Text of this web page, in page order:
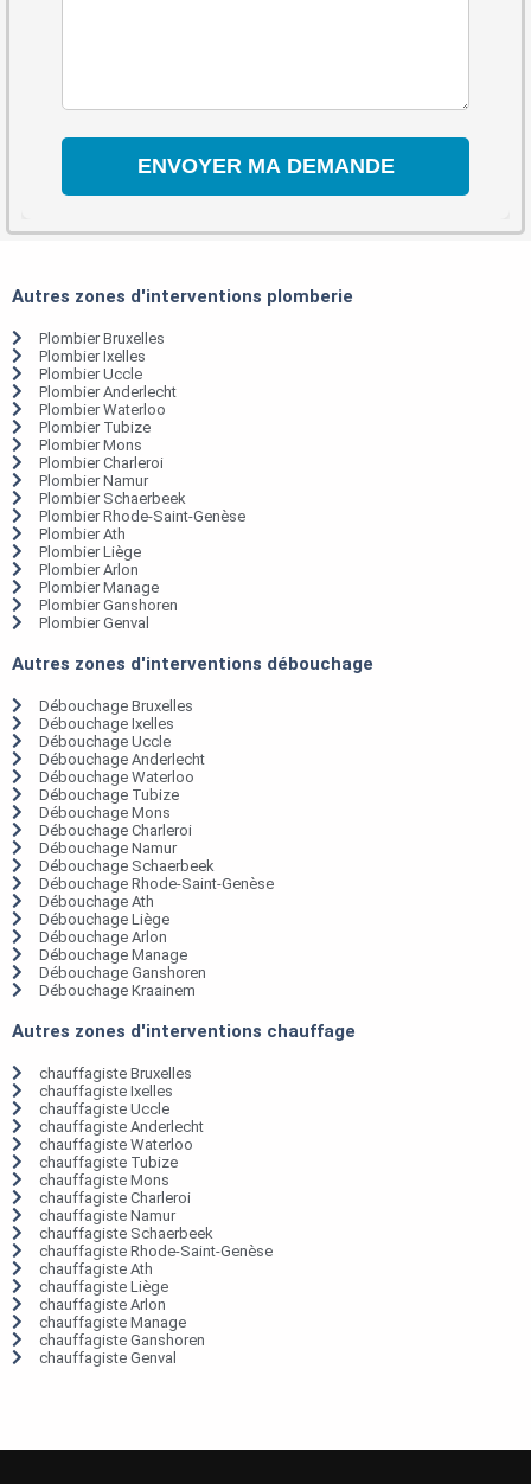
Autres zones d'interventions plomberie
Plombier Bruxelles
Plombier Ixelles
Plombier Uccle
Plombier Anderlecht
Plombier Waterloo
Plombier Tubize
Plombier Mons
Plombier Charleroi
Plombier Namur
Plombier Schaerbeek
Plombier Rhode-Saint-Genèse
Plombier Ath
Plombier Liège
Plombier Arlon
Plombier Manage
Plombier Ganshoren
Plombier Genval
Autres zones d'interventions débouchage
Débouchage Bruxelles
Débouchage Ixelles
Débouchage Uccle
Débouchage Anderlecht
Débouchage Waterloo
Débouchage Tubize
Débouchage Mons
Débouchage Charleroi
Débouchage Namur
Débouchage Schaerbeek
Débouchage Rhode-Saint-Genèse
Débouchage Ath
Débouchage Liège
Débouchage Arlon
Débouchage Manage
Débouchage Ganshoren
Débouchage Kraainem
Autres zones d'interventions chauffage
chauffagiste Bruxelles
chauffagiste Ixelles
chauffagiste Uccle
chauffagiste Anderlecht
chauffagiste Waterloo
chauffagiste Tubize
chauffagiste Mons
chauffagiste Charleroi
chauffagiste Namur
chauffagiste Schaerbeek
chauffagiste Rhode-Saint-Genèse
chauffagiste Ath
chauffagiste Liège
chauffagiste Arlon
chauffagiste Manage
chauffagiste Ganshoren
chauffagiste Genval